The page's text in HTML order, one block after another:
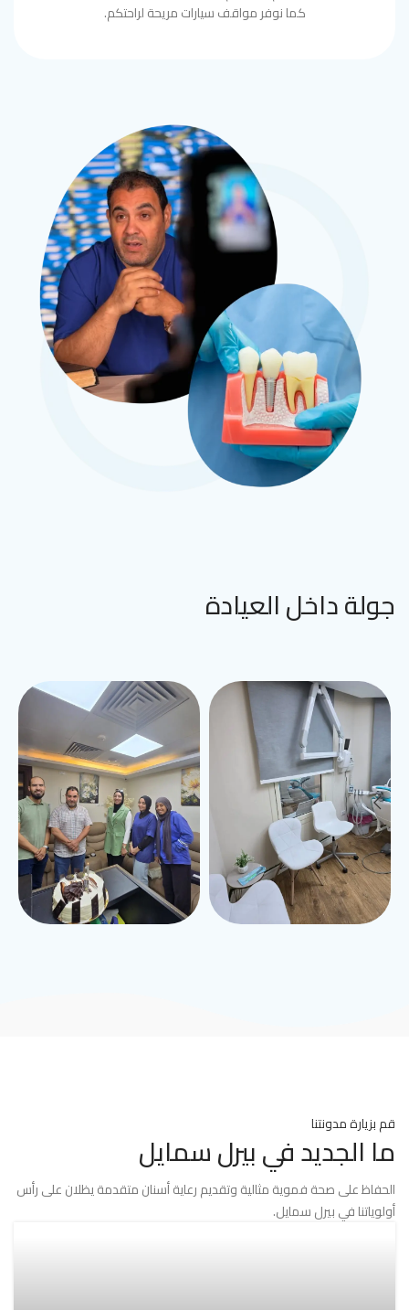
كما نوفر مواقف سيارات مريحة لراحتكم.
جولة داخل العيادة
قم بزيارة مدونتنا
ما الجديد في بيرل سمايل
الحفاظ على صحة فموية مثالية وتقديم رعاية أسنان متقدمة يظلان على رأس
أولوياتنا في بيرل سمايل.